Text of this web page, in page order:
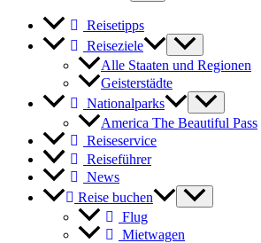
Reisetipps
Reiseziele
Alle Staaten und Regionen
Geisterstädte
Nationalparks
America The Beautiful Pass
Reiseservice
Reiseführer
News
Reise buchen
Flug
Mietwagen